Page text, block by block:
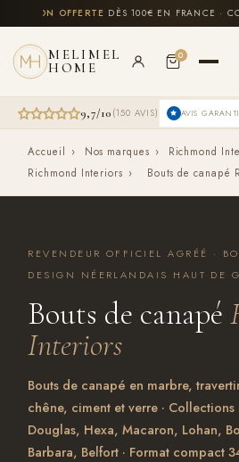
au
contenu
OFFERTE DÈS 100€ EN FRANCE · CORSE &
MELIMEL
HOME
0
9,7/10 (150 AVIS) AVIS
Accueil › Nos marques › Richmond
Richmond Interiors › Bouts de canapé
REVENDEUR OFFICIEL AGRÉÉ ·
DESIGN NÉERLANDAIS HAUT DE
Bouts de canapé
Interiors
Bouts de canapé en marbre,
chêne, ciment et verre ·
Douglas, Hexa, Macaron, Lohan,
Barbara, Belfort · Format compact